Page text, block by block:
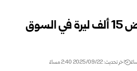
غرام الذهب ينخفض 15 ألف ليرة في السوق
اخر تحديث: 2025/09/22 2:40 مساءً